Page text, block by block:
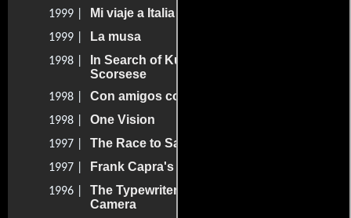
1999 | Mi viaje a Italia
1999 | La musa
1998 |
In Search of Kundun with Martin
Scorsese
1998 | Con amigos como éstos...
1998 | One Vision
1997 | The Race to Save 100 Years
1997 | Frank Capra's American Dream
1996 |
The Typewriter, the Rifle & the Movie
Camera